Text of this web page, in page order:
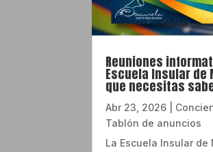
Reuniones
Escuela Insular de
que necesitas
Abr 23, 2026
Tablón de anuncios
La Escuela Insular de